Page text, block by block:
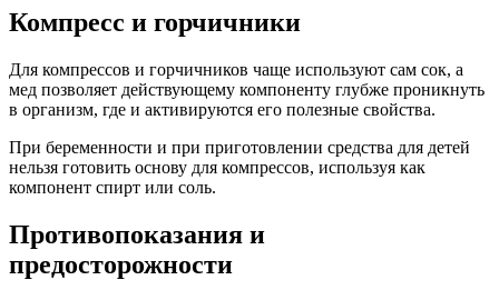
Компресс и горчичники
Для компрессов и горчичников чаще используют сам сок, а
мед позволяет действующему компоненту глубже проникнуть
в организм, где и активируются его полезные свойства.
При беременности и при приготовлении средства для детей
нельзя готовить основу для компрессов, используя как
компонент спирт или соль.
Противопоказания и
предосторожности